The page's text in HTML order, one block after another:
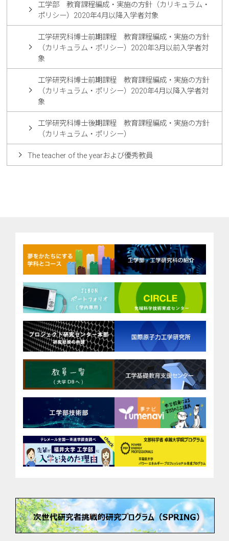
工学部 教育課程編成・実施の方針（カリキュラム・
ポリシー）2020年4月以降入学者対象
工学研究科博士前期課程 教育課程編成・実施の方針
（カリキュラム・ポリシー）2020年3月以前入学者対
象
工学研究科博士前期課程 教育課程編成・実施の方針
（カリキュラム・ポリシー）2020年4月以降入学者対
象
工学研究科博士後期課程 教育課程編成・実施の方針
（カリキュラム・ポリシー）
The teacher of the yearおよび優秀教員